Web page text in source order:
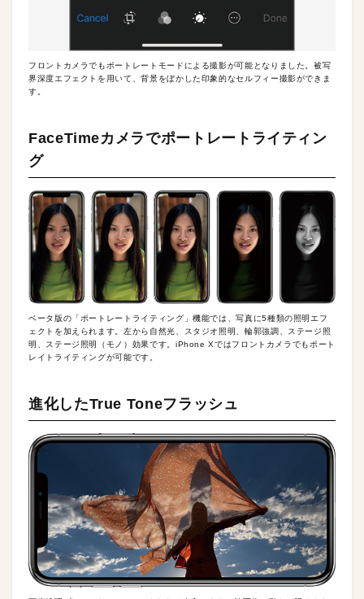
フロントカメラでもポートレートモードによる撮影が可能となりました。被写
界深度エフェクトを用いて、背景をぼかした印象的なセルフィー撮影ができま
す。
FaceTimeカメラでポートレートライティン
グ
ベータ版の「ポートレートライティング」機能では、写真に5種類の照明エフ
ェクトを加えられます。左から自然光、スタジオ照明、輪郭強調、ステージ照
明、ステージ照明（モノ）効果です。iPhone Xではフロントカメラでもポート
レイトライティングが可能です。
進化したTrue Toneフラッシュ